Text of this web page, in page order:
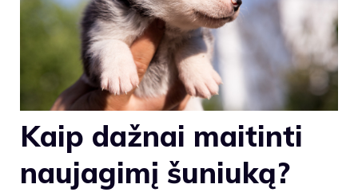
Kaip dažnai maitinti
naujagimį šuniuką?